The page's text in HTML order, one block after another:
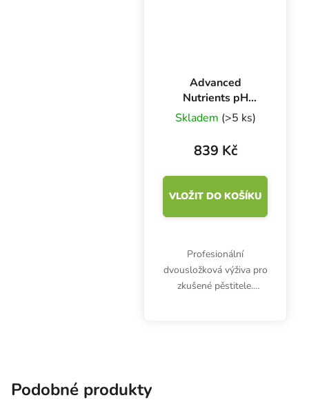
Advanced
Nutrients pH
Perfect
Connoisseur Grow
A+B 1 l, základní
hnojivo na růst
Skladem (>5 ks)
839 Kč
VLOŽIT DO KOŠÍKU
Profesionální
dvousložková výživa pro
zkušené pěstitele.
Podobné produkty